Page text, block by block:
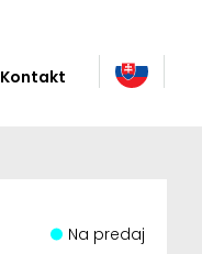
Kontakt
Na predaj